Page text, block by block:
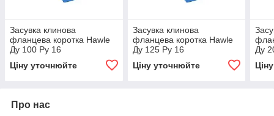
Засувка клинова
фланцева коротка Hawle
Ду 100 Ру 16
Ціну уточнюйте
Засувка клинова
фланцева коротка Hawle
Ду 125 Ру 16
Ціну уточнюйте
Ду
Про нас